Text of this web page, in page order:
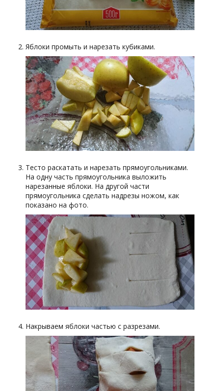
Яблоки промыть и нарезать кубиками.
Тесто раскатать и нарезать прямоугольниками.
На одну часть прямоугольника выложить
нарезанные яблоки. На другой части
прямоугольника сделать надрезы ножом, как
показано на фото.
Накрываем яблоки частью с разрезами.